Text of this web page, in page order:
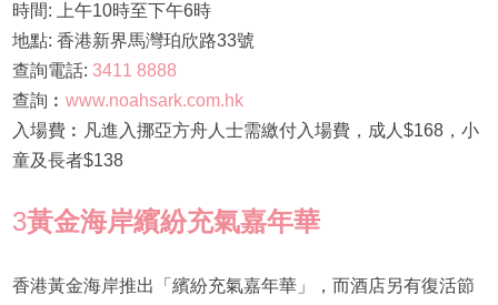
時間: 上午10時至下午6時
地點: 香港新界馬灣珀欣路33號
查詢電話: 3411 8888
查詢︰ www.noahsark.com.hk
入場費︰凡進入挪亞方舟人士需繳付入場費，成人$168，小
童及長者$138
3黃金海岸繽紛充氣嘉年華
香港黃金海岸推出「繽紛充氣嘉年華」，而酒店另有復活節